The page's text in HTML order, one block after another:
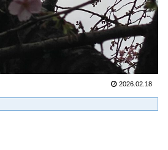
2026.02.18